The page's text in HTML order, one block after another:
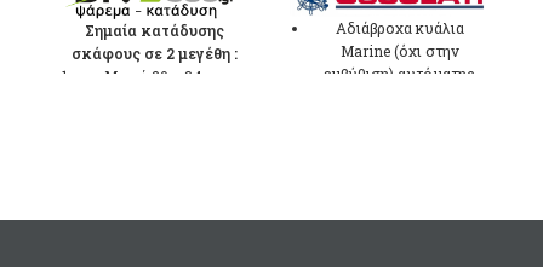
through
Σημαία κατάδυσης
σκάφους σε 2 μεγέθη :
Mικρή 20 x 34cm
100,92 €.
Αδιάβροχα κυάλια
Marine (όχι στην
εμβύθιση) αυτόματης
περίβλημα